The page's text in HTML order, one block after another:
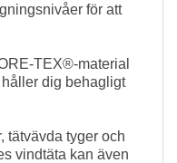
för att
TEX®-material
dig behagligt
tätvävda tyger och
vindtäta kan även